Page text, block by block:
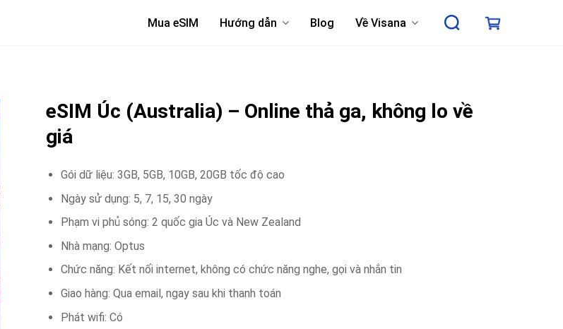
Mua eSIM Hướng dẫn Blog Về Visana
eSIM Úc (Australia) – Online thả ga, không lo về
giá
Gói dữ liệu: 3GB, 5GB, 10GB, 20GB tốc độ cao
Ngày sử dụng: 5, 7, 15, 30 ngày
Phạm vi phủ sóng: 2 quốc gia Úc và New Zealand
Nhà mạng: Optus
Chức năng: Kết nối internet, không có chức năng nghe, gọi và nhắn tin
Giao hàng: Qua email, ngay sau khi thanh toán
Phát wifi: Có